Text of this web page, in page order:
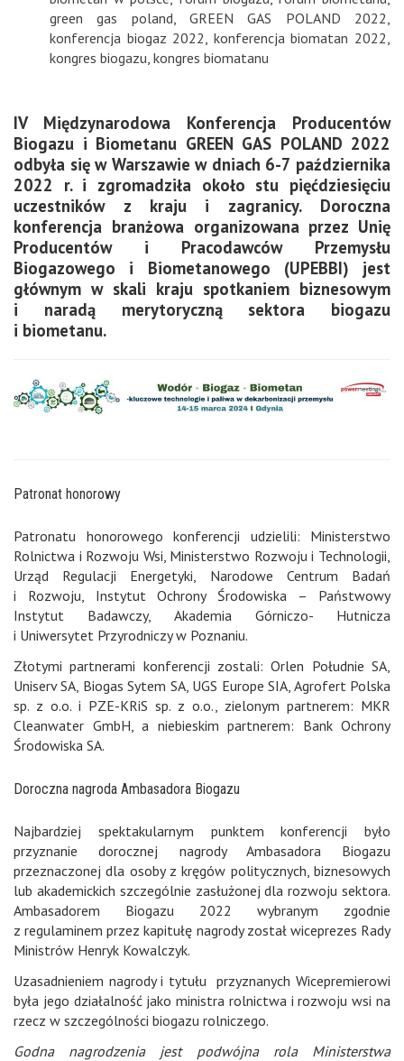
green gas poland ,GREEN GAS POLAND 2022
konferencja biogaz 2022 konferencja biomatan 2022
kongres biogazu kongres biomatanu
IV Międzynarodowa Konferencja Producentów
Biogazu i Biometanu GREEN GAS POLAND 2022
odbyła się w Warszawie w dniach 6-7 października
2022 r. i zgromadziła około stu pięćdziesięciu
uczestników z kraju i zagranicy. Doroczna
konferencja branżowa organizowana przez Unię
Producentów i Pracodawców Przemysłu
Biogazowego i Biometanowego (UPEBBI) jest
głównym w skali kraju spotkaniem biznesowym
i naradą merytoryczną sektora biogazu
i biometanu.
Patronat honorowy
Patronatu honorowego konferencji udzielili: Ministerstwo
Rolnictwa i Rozwoju Wsi, Ministerstwo Rozwoju i Technologii,
Urząd Regulacji Energetyki, Narodowe Centrum Badań
i Rozwoju, Instytut Ochrony Środowiska – Państwowy
Instytut Badawczy, Akademia Górniczo- Hutnicza
i Uniwersytet Przyrodniczy w Poznaniu.
Złotymi partnerami konferencji zostali: Orlen Południe SA,
Uniserv SA, Biogas Sytem SA, UGS Europe SIA, Agrofert Polska
sp. z o.o. i PZE-KRiS sp. z o.o., zielonym partnerem: MKR
Cleanwater GmbH, a niebieskim partnerem: Bank Ochrony
Środowiska SA.
Doroczna nagroda Ambasadora Biogazu
Najbardziej spektakularnym punktem konferencji było
przyznanie dorocznej nagrody Ambasadora Biogazu
przeznaczonej dla osoby z kręgów politycznych, biznesowych
lub akademickich szczególnie zasłużonej dla rozwoju sektora.
Ambasadorem Biogazu 2022 wybranym zgodnie
z regulaminem przez kapitułę nagrody został wiceprezes Rady
Ministrów Henryk Kowalczyk.
Uzasadnieniem nagrody i tytułu przyznanych Wicepremierowi
była jego działalność jako ministra rolnictwa i rozwoju wsi na
rzecz w szczególności biogazu rolniczego.
Godna nagrodzenia jest podwójna rola Ministerstwa